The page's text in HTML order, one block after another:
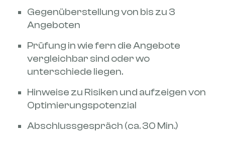
Gegenüberstellung von bis zu 3
Angeboten
Prüfung in wie fern die Angebote
vergleichbar sind oder wo
unterschiede liegen.
Hinweise zu Risiken und aufzeigen von
Optimierungspotenzial
Abschlussgespräch (ca. 30 Min.)